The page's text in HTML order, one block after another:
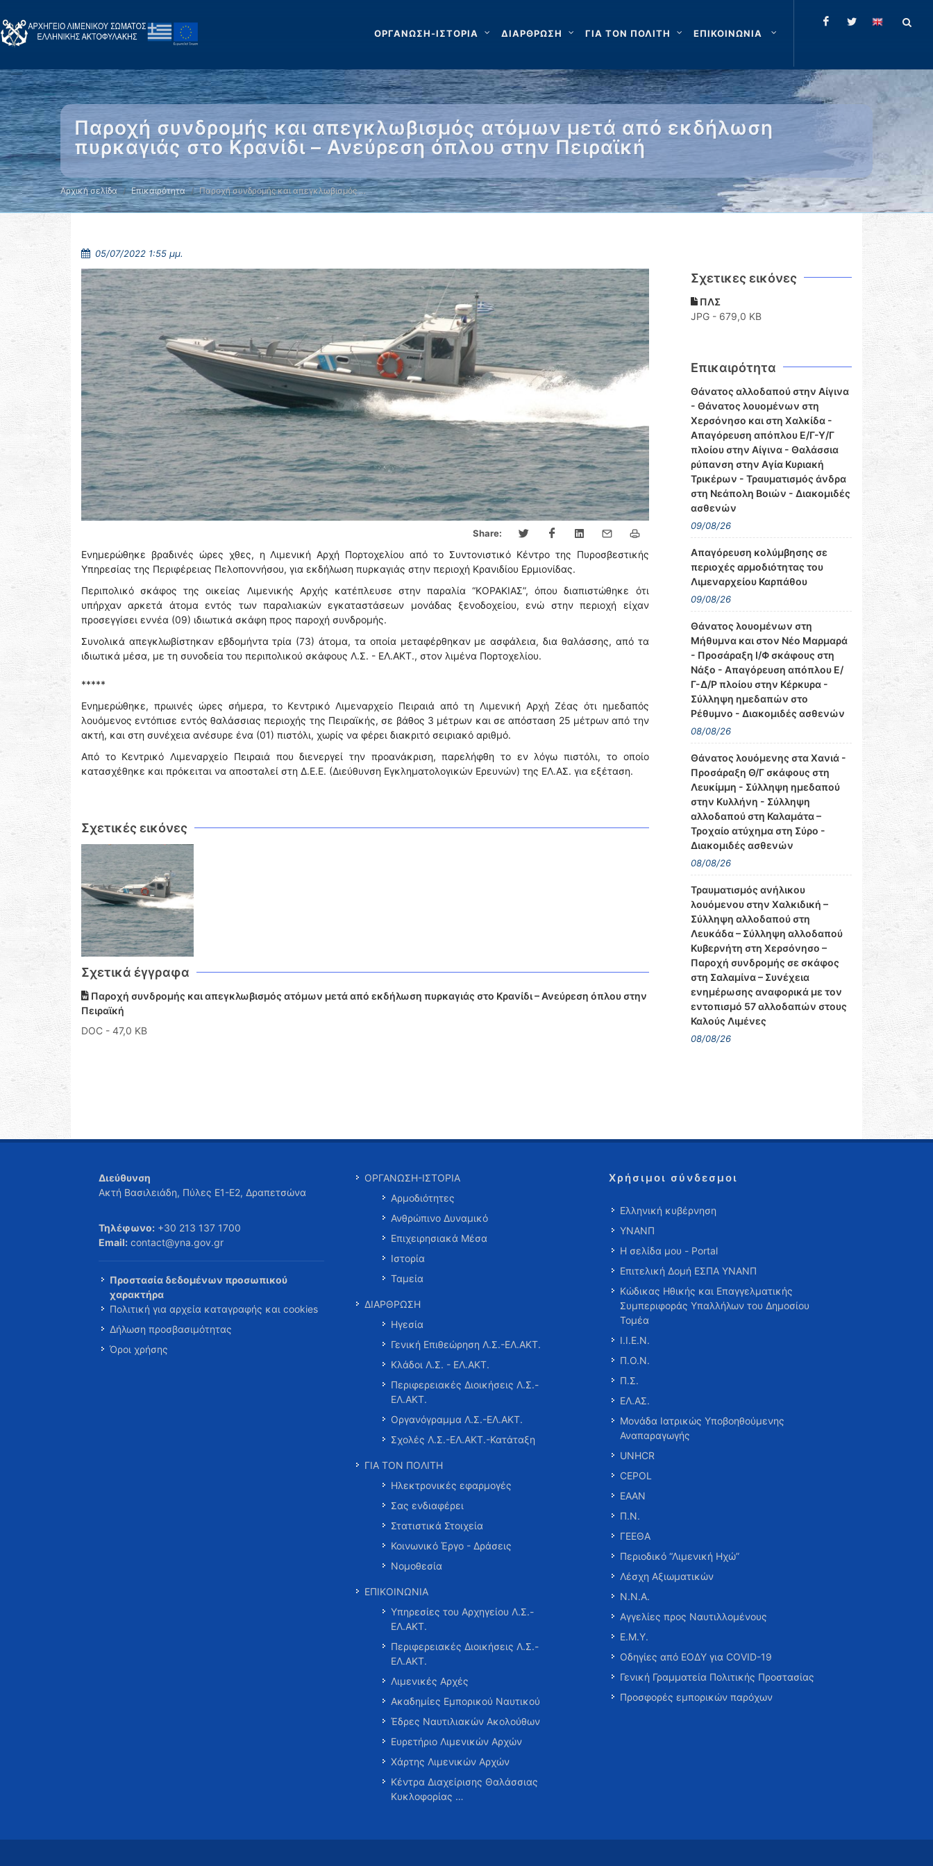
ΟΡΓΑΝΩΣΗ-ΙΣΤΟΡΙΑ ΔΙΑΡΘΡΩΣΗ ΓΙΑ ΤΟΝ ΠΟΛΙΤΗ ΕΠΙΚΟΙΝΩΝΙΑ
Παροχή συνδρομής και απεγκλωβισμός ατόμων μετά από εκδήλωση
πυρκαγιάς στο Κρανίδι – Ανεύρεση όπλου στην Πειραϊκή
Αρχική σελίδα Επικαιρότητα Παροχή συνδρομής και απεγκλωβισμός …
05/07/2022 1:55 μμ.
Share:
Ενημερώθηκε βραδινές ώρες χθες, η Λιμενική Αρχή Πορτοχελίου από το Συντονιστικό Κέντρο της Πυροσβεστικής
Υπηρεσίας της Περιφέρειας Πελοποννήσου, για εκδήλωση πυρκαγιάς στην περιοχή Κρανιδίου Ερμιονίδας.
Περιπολικό σκάφος της οικείας Λιμενικής Αρχής κατέπλευσε στην παραλία “ΚΟΡΑΚΙΑΣ”, όπου διαπιστώθηκε ότι
υπήρχαν αρκετά άτομα εντός των παραλιακών εγκαταστάσεων μονάδας ξενοδοχείου, ενώ στην περιοχή είχαν
προσεγγίσει εννέα (09) ιδιωτικά σκάφη προς παροχή συνδρομής.
Συνολικά απεγκλωβίστηκαν εβδομήντα τρία (73) άτομα, τα οποία μεταφέρθηκαν με ασφάλεια, δια θαλάσσης, από τα
ιδιωτικά μέσα, με τη συνοδεία του περιπολικού σκάφους Λ.Σ. - ΕΛ.ΑΚΤ., στον λιμένα Πορτοχελίου.
*****
Ενημερώθηκε, πρωινές ώρες σήμερα, το Κεντρικό Λιμεναρχείο Πειραιά από τη Λιμενική Αρχή Ζέας ότι ημεδαπός
λουόμενος εντόπισε εντός θαλάσσιας περιοχής της Πειραϊκής, σε βάθος 3 μέτρων και σε απόσταση 25 μέτρων από την
ακτή, και στη συνέχεια ανέσυρε ένα (01) πιστόλι, χωρίς να φέρει διακριτό σειριακό αριθμό.
Από το Κεντρικό Λιμεναρχείο Πειραιά που διενεργεί την προανάκριση, παρελήφθη το εν λόγω πιστόλι, το οποίο
κατασχέθηκε και πρόκειται να αποσταλεί στη Δ.Ε.Ε. (Διεύθυνση Εγκληματολογικών Ερευνών) της ΕΛ.ΑΣ. για εξέταση.
Σχετικές εικόνες
Σχετικά έγγραφα
Παροχή συνδρομής και απεγκλωβισμός ατόμων μετά από εκδήλωση πυρκαγιάς στο Κρανίδι – Ανεύρεση όπλου στην
Πειραϊκή
DOC - 47,0 KB
Σχετικες εικόνες
ΠΛΣ
JPG - 679,0 KB
Επικαιρότητα
Θάνατος αλλοδαπού στην Αίγινα
- Θάνατος λουομένων στη
Χερσόνησο και στη Χαλκίδα -
Απαγόρευση απόπλου Ε/Γ-Υ/Γ
πλοίου στην Αίγινα - Θαλάσσια
ρύπανση στην Αγία Κυριακή
Τρικέρων - Τραυματισμός άνδρα
στη Νεάπολη Βοιών - Διακομιδές
ασθενών
09/08/26
Απαγόρευση κολύμβησης σε
περιοχές αρμοδιότητας του
Λιμεναρχείου Καρπάθου
09/08/26
Θάνατος λουομένων στη
Μήθυμνα και στον Νέο Μαρμαρά
- Προσάραξη Ι/Φ σκάφους στη
Νάξο - Απαγόρευση απόπλου Ε/
Γ-Δ/Ρ πλοίου στην Κέρκυρα -
Σύλληψη ημεδαπών στο
Ρέθυμνο - Διακομιδές ασθενών
08/08/26
Θάνατος λουόμενης στα Χανιά -
Προσάραξη Θ/Γ σκάφους στη
Λευκίμμη - Σύλληψη ημεδαπού
στην Κυλλήνη - Σύλληψη
αλλοδαπού στη Καλαμάτα –
Τροχαίο ατύχημα στη Σύρο -
Διακομιδές ασθενών
08/08/26
Τραυματισμός ανήλικου
λουόμενου στην Χαλκιδική –
Σύλληψη αλλοδαπού στη
Λευκάδα – Σύλληψη αλλοδαπού
Κυβερνήτη στη Χερσόνησο –
Παροχή συνδρομής σε σκάφος
στη Σαλαμίνα – Συνέχεια
ενημέρωσης αναφορικά με τον
εντοπισμό 57 αλλοδαπών στους
Καλούς Λιμένες
08/08/26
Διεύθυνση
Ακτή Βασιλειάδη, Πύλες Ε1-Ε2, Δραπετσώνα
Τηλέφωνο: +30 213 137 1700
Email: contact@yna.gov.gr
Προστασία δεδομένων προσωπικού
χαρακτήρα
Πολιτική για αρχεία καταγραφής και cookies
Δήλωση προσβασιμότητας
Όροι χρήσης
ΟΡΓΑΝΩΣΗ-ΙΣΤΟΡΙΑ
Αρμοδιότητες
Ανθρώπινο Δυναμικό
Επιχειρησιακά Μέσα
Ιστορία
Ταμεία
ΔΙΑΡΘΡΩΣΗ
Ηγεσία
Γενική Επιθεώρηση Λ.Σ.-ΕΛ.ΑΚΤ.
Κλάδοι Λ.Σ. - ΕΛ.ΑΚΤ.
Περιφερειακές Διοικήσεις Λ.Σ.-
ΕΛ.ΑΚΤ.
Οργανόγραμμα Λ.Σ.-ΕΛ.ΑΚΤ.
Σχολές Λ.Σ.-ΕΛ.ΑΚΤ.-Κατάταξη
ΓΙΑ ΤΟΝ ΠΟΛΙΤΗ
Ηλεκτρονικές εφαρμογές
Σας ενδιαφέρει
Στατιστικά Στοιχεία
Κοινωνικό Έργο - Δράσεις
Νομοθεσία
ΕΠΙΚΟΙΝΩΝΙΑ
Υπηρεσίες του Αρχηγείου Λ.Σ.-
ΕΛ.ΑΚΤ.
Περιφερειακές Διοικήσεις Λ.Σ.-
ΕΛ.ΑΚΤ.
Λιμενικές Αρχές
Ακαδημίες Εμπορικού Ναυτικού
Έδρες Ναυτιλιακών Ακολούθων
Ευρετήριο Λιμενικών Αρχών
Χάρτης Λιμενικών Αρχών
Κέντρα Διαχείρισης Θαλάσσιας
Κυκλοφορίας …
Χρήσιμοι σύνδεσμοι
Ελληνική κυβέρνηση
ΥΝΑΝΠ
Η σελίδα μου - Portal
Επιτελική Δομή ΕΣΠΑ ΥΝΑΝΠ
Κώδικας Ηθικής και Επαγγελματικής
Συμπεριφοράς Υπαλλήλων του Δημοσίου
Τομέα
Ι.Ι.Ε.Ν.
Π.Ο.Ν.
Π.Σ.
ΕΛ.ΑΣ.
Μονάδα Ιατρικώς Υποβοηθούμενης
Αναπαραγωγής
UNHCR
CEPOL
ΕΑΑΝ
Π.Ν.
ΓΕΕΘΑ
Περιοδικό “Λιμενική Ηχώ”
Λέσχη Αξιωματικών
Ν.Ν.Α.
Αγγελίες προς Ναυτιλλομένους
Ε.Μ.Υ.
Οδηγίες από ΕΟΔΥ για COVID-19
Γενική Γραμματεία Πολιτικής Προστασίας
Προσφορές εμπορικών παρόχων